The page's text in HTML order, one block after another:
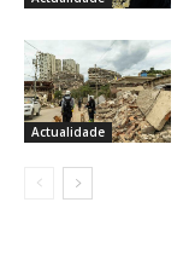
Actualidade